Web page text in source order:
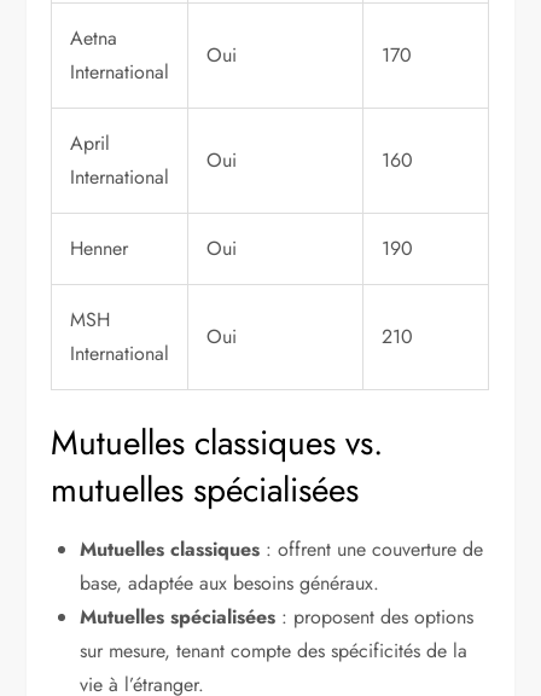
Aetna
International
Oui 170
April
International
Oui 160
Henner Oui 190
MSH
International
Oui 210
Mutuelles classiques vs.
mutuelles spécialisées
Mutuelles classiques : offrent une couverture de
base, adaptée aux besoins généraux.
Mutuelles spécialisées : proposent des options
sur mesure, tenant compte des spécificités de la
vie à l’étranger.